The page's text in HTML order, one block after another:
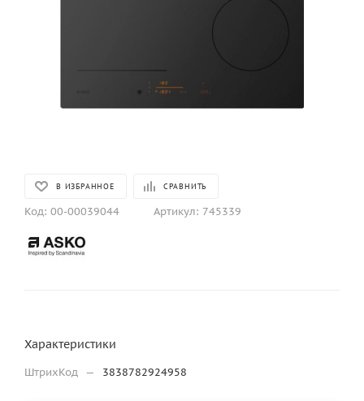
В ИЗБРАННОЕ СРАВНИТЬ
Код: 00-00039044 Артикул: 745339
Характеристики
ШтрихКод — 3838782924958